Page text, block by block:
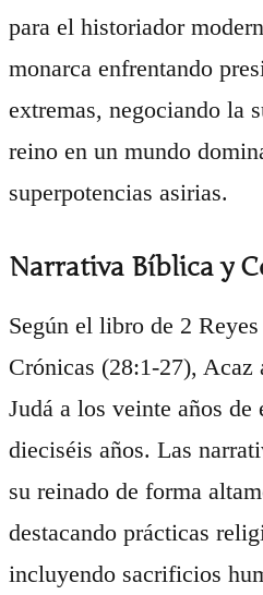
para el historiador
monarca enfrentando
extremas, negociando la
reino en un mundo
superpotencias asirias.
Narrativa Bíblica y
Según el libro de 2
Crónicas (28:1-27), Acaz
Judá a los veinte años de
dieciséis años. Las
su reinado de forma
destacando prácticas
incluyendo sacrificios